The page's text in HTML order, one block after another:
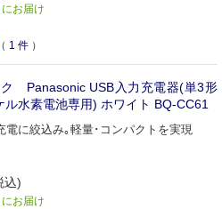
お届け
1 件 ）
Panasonic USB入力充電器(単3形
ル水素電池専用) ホワイト BQ-CC61
電に絞込み｡軽量･コンパクトを実現
込)
お届け